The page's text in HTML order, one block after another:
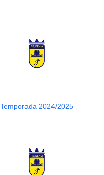
Temporada 2024/2025